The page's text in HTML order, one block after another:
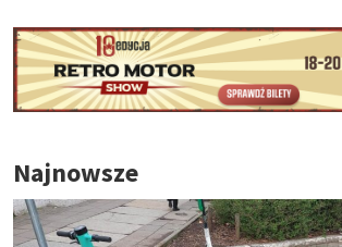
Najnowsze